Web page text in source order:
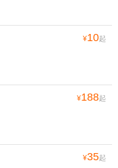
¥10起
¥188起
¥35起